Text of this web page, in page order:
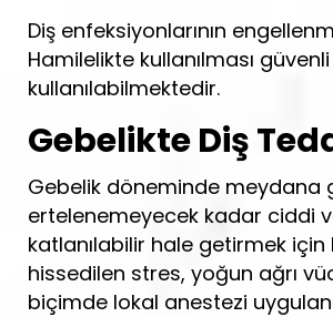
Diş enfeksiyonlarının
Hamilelikte kullanılması
kullanılabilmektedir.
Gebelikte Diş
Gebelik döneminde meydana
ertelenemeyecek kadar ciddi
katlanılabilir hale getirmek
hissedilen stres, yoğun ağrı
biçimde lokal anestezi